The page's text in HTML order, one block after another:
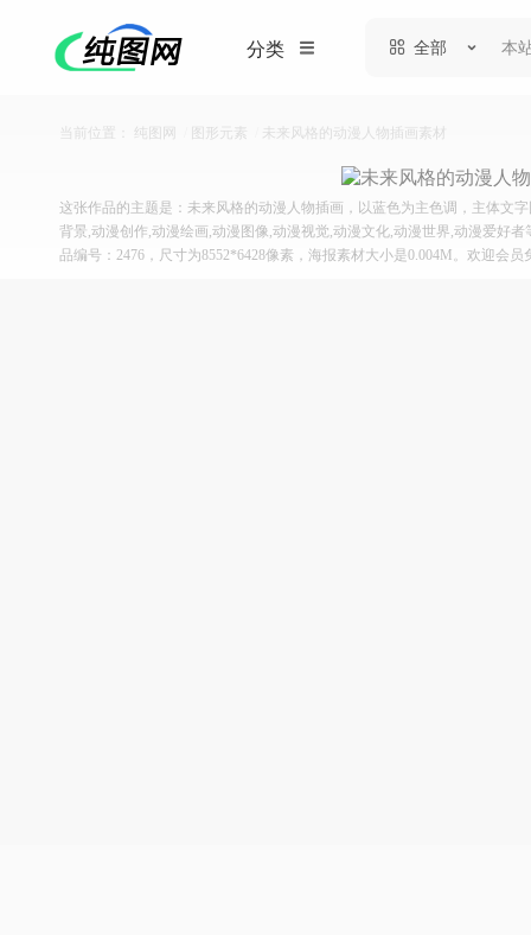
分类 全部
当前位置： 纯图网 图形元素 未来风格的动漫人物插画素材
这张作品的主题是：未来风格的动漫人物插画，以蓝色为主色调，主体文
背景,动漫创作,动漫绘画,动漫图像,动漫视觉,动漫文化,动漫世界,动漫爱好者
品编号：2476，尺寸为8552*6428像素，海报素材大小是0.004M。欢迎会员